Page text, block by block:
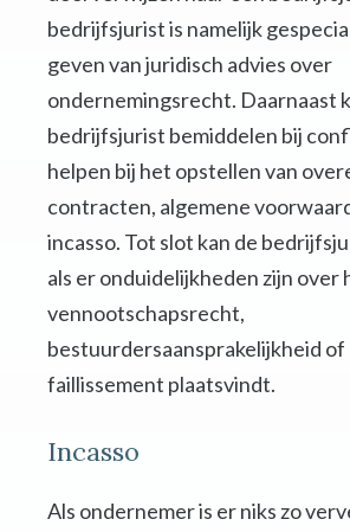
bedrijfsjurist is namelijk
geven van juridisch advies over
ondernemingsrecht. Daarnaast
bedrijfsjurist bemiddelen bij
helpen bij het opstellen van
contracten, algemene
incasso. Tot slot kan de
als er onduidelijkheden zijn over
vennootschapsrecht,
bestuurdersaansprakelijkheid of
faillissement plaatsvindt.
Incasso
Als ondernemer is er niks zo